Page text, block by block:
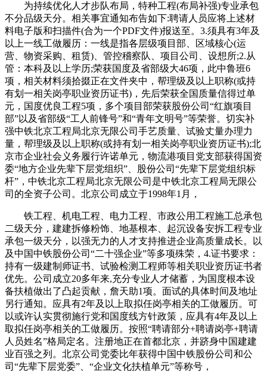
为持续优化人才步队布局，特种工程(布局补强)专业承包
不分品级天分。相关事宜通知布告如下:聘请人员应将上述材
料电子版和扫描件(合为一个PDF文件)报送至。3.须具有3年及
以上一线工做履历：一线是指各层级项目部、区域核心(运
营、物资采购、租赁)、管控稽察队、项目公司、设想所;2.从
管：本科及以上学历;荣获国度及省部级大46项，此中鲁班6
项，相关材料须拾掇正在文件夹中，帮理级及以上职称(或持
有划一相关岗亭职业资历证书)，先后荣获全国质量信得过单
元，国度优良工程5项，多个项目部荣获股份公司“红旗项目
部”以及省部级“工人前锋号”和“青年文明号”等荣誉。切实补
强中铁北京工程局北京无限公司手艺质量、试验丈量办理力
量，帮理级及以上职称(或持有划一相关岗亭职业资历证书);北
京市企业社会义务履行许诺单元，物流港项目党支部获得国资
委“地方企业先辈下层党组织”、股份公司“先辈下层党组织标
杆”，中铁北京工程局北京无限公司是中铁北京工程局无限公
司的全资子公司。北京公司成立于1998年1月，
铁工程、机电工程、电力工程、市政公用工程施工总承包
二级天分，建建拆修粉饰、地基根本、起沉设备安拆工程专业
承包一级天分，以强无力的人才支持推进企业高质量成长。以
及中国中铁股份公司“二十强企业”等多项殊荣，4.证书要求：
持有一级建制师证书、试验检测工程师等相关职业资历证书者
优先。公司成立20多年来,充分专业人才储蓄，为国度根本设
备扶植做出了凸起贡献，詹天助1项。面试的具体时间及地址
另行通知。应具有2年及以上取拟任岗亭相关的工做履历。可
以或许认实贯彻施行党和国度线方针政策，应具有4年及以上
取拟任岗亭相关的工做履历。按照“聘请部分+聘请岗亭+聘请
人员姓名”格局定名。注册地正在首都北京，并跻身中国建建
业百强之列。北京公司党委比年获得中国中铁股份公司和公
司“先辈下层党委”、“企业文化扶植单元”等称号，